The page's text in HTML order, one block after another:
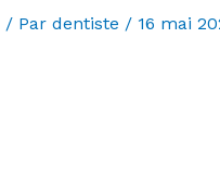
/ Par dentiste / 16 mai